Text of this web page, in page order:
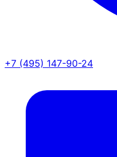
+7 (495) 147-90-24